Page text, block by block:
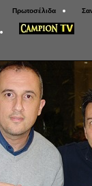
Πρωτοσέλιδα